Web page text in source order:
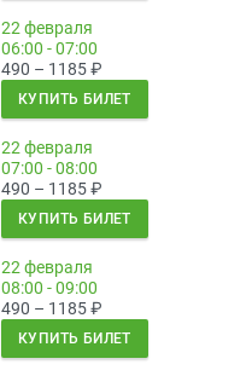
22 февраля
06:00 - 07:00
490 – 1185₽
КУПИТЬ БИЛЕТ
22 февраля
07:00 - 08:00
490 – 1185₽
КУПИТЬ БИЛЕТ
22 февраля
08:00 - 09:00
490 – 1185₽
КУПИТЬ БИЛЕТ